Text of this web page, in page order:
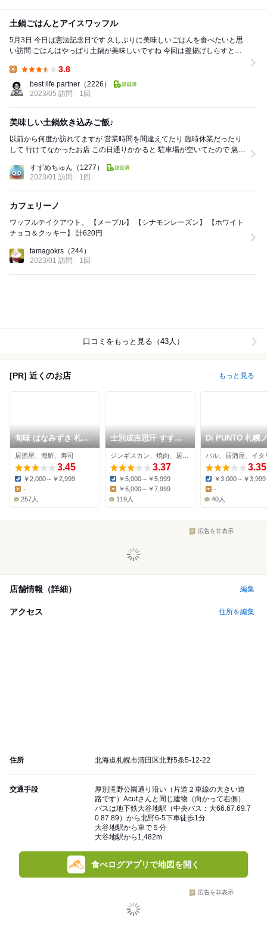
土鍋ごはんとアイスワッフル
5月3日 今日は憲法記念日です 久しぶりに美味しいごはんを食べたいと思
い訪問 ごはんはやっぱり土鍋が美味しいですね 今回は釜揚げしらすと北
3.8
best life partner （2226）
2023/05 訪問
1回
美味しい土鍋炊き込みご飯♪
以前から何度か訪れてますが 営業時間を間違えてたり 臨時休業だったり
して 行けてなかったお店 この日通りかかると 駐車場が空いてたので 急に
すずめちゅん （1277）
2023/01 訪問
1回
カフェリーノ
ワッフルテイクアウト。 【メープル】 【シナモンレーズン】 【ホワイト
チョコ＆クッキー】 計620円
tamagokrs （244）
2023/01 訪問
1回
口コミをもっと見る（43人）
[PR] 近くのお店 もっと見る
旬味 はなみずき 札幌
駅前店
居酒屋、海鮮、寿司
3.45
Dinner:
￥2,000～￥2,999
-
257人
士別成吉思汗 すすき
の店
3.37
Dinner:
￥5,000～￥5,999
￥6,000～￥7,999
119人
Di PUNTO 札幌
ベサ店
バル、居酒屋、イタ
3.35
Dinner:
￥3,000～￥3,999
Lunch:
-
40人
広告を非表示
店舗情報（詳細） 編集
アクセス 住所を編集
住所 北海道札幌市清田区北野5条5-12-22
交通手段
厚別滝野公園通り沿い（片道２車線の大きい道
路です）Acutさんと同じ建物（向かって右側）
バスは地下鉄大谷地駅（中央バス：大66.67.69.7
0.87.89）から北野6-5下車徒歩1分
大谷地駅から車で５分
大谷地駅から1,482m
食べログアプリで地図を開く
広告を非表示